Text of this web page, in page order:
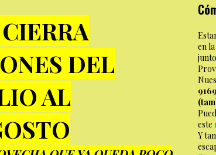
DEL
AL
en
este
Y